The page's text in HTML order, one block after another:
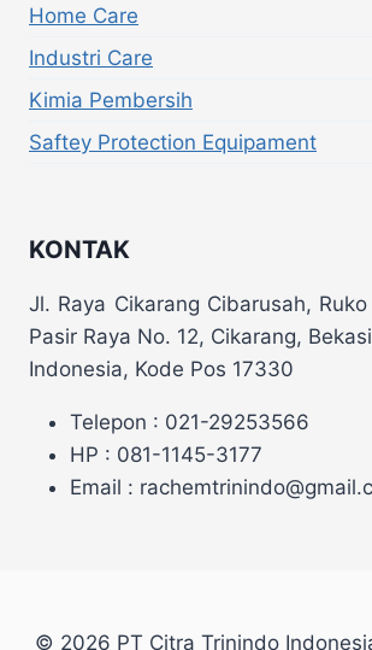
Home Care
Industri Care
Kimia Pembersih
Saftey Protection Equipament
KONTAK
Jl. Raya Cikarang Cibarusah,
Pasir Raya No. 12, Cikarang,
Indonesia, Kode Pos 17330
Telepon : 021-29253566
HP : 081-1145-3177
Email :
© 2026 PT Citra Trinindo